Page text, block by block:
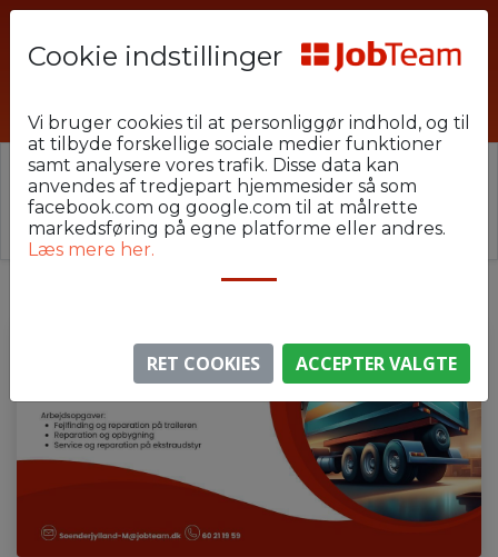
⚠️ Denne jobannonce er udløbet.
Stillingen er ikke længere aktiv, men du kan
lignende annoncer her.
Cookie indstillinger
Vi bruger cookies til at personliggør indhold, og til
at tilbyde forskellige sociale medier funktioner
samt analysere vores trafik. Disse data kan
anvendes af tredjepart hjemmesider så som
facebook.com og google.com til at målrette
markedsføring på egne platforme eller andres.
Læs mere her.
RET COOKIES ACCEPTER VALGTE